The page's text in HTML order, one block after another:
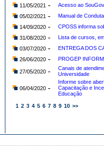
11/05/2021 -
Acesso ao
05/02/2021 -
Manual de
14/09/2020-
CPOSS informa
31/08/2020-
Lista de cursos,
03/07/2020-
ENTREGA DOS
26/06/2020- PROGEP
27/05/2020-
Canais de
Universidade
06/04/2020-
Informe sobre
Capacitação e
Educação
1 2 3 4 5 6 7 8 9 10 >>